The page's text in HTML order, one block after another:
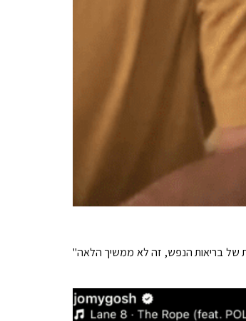
של בריאות הנפש, זה לא ממשיך הלאה"